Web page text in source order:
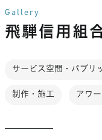
Gallery
飛騨信用組
サービス空間・パブリ
制作・施工 アワー